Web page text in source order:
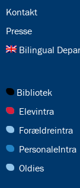
24.0:
Kontakt
25.0:
Presse
26.0:
Bilingual
27.0:
Bibliotek
28.0:
Elevintra
29.0:
Forældreintra
30.0:
PersonaleIntra
31.0:
Oldies